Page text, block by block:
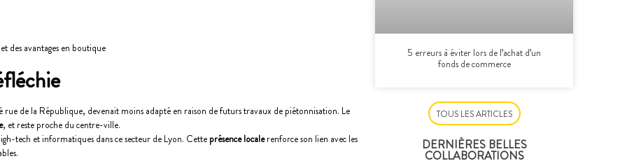
des avantages en boutique
rue de la République, devenait moins adapté en raison de futurs travaux de piétonnisation. Le
, et reste proche du centre-ville.
tech et informatiques dans ce secteur de Lyon. Cette présence localerenforce son lien avec les
5 erreurs à éviter lors de l’achat d’un
fonds de commerce
TOUS LES ARTICLES
DERNIÈRES BELLES
COLLABORATIONS